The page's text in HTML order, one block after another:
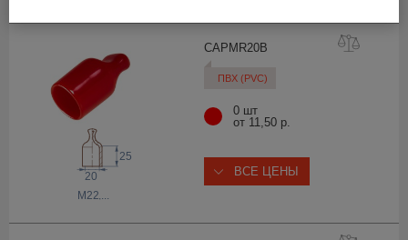
CAPMR20B
ПВХ (PVC)
M22,...
25
20
0 шт
от 11,50 р.
ВСЕ ЦЕНЫ